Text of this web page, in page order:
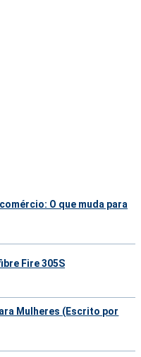
O que muda para
Fire 305S
Mulheres (Escrito por